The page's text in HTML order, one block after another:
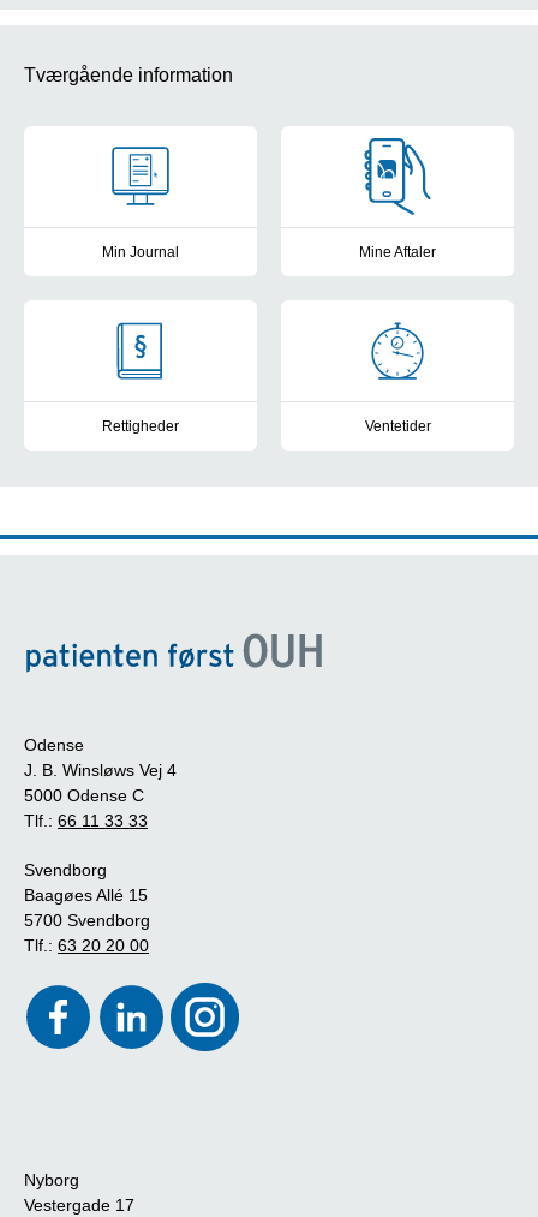
Tværgående information
Min Journal Mine Aftaler
Rettigheder Ventetider
Odense
J. B. Winsløws Vej 4
5000 Odense C
Tlf.: 66 11 33 33
Svendborg
Baagøes Allé 15
5700 Svendborg
Tlf.: 63 20 20 00
Nyborg
Vestergade 17